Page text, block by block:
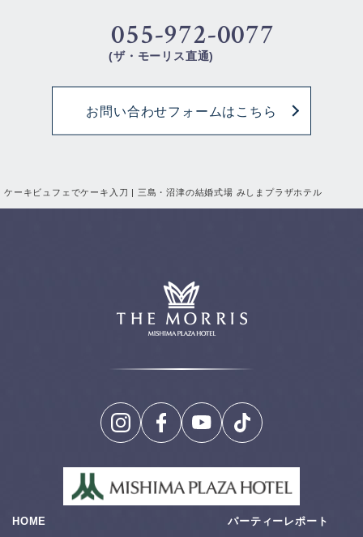
ケーキビュフェでケーキ入刀 | 三島・沼津の結婚式場 みしまプラザホテル
055-972-0077
(ザ・モーリス直通)
お問い合わせフォームはこちら
HOME パーティーレポート